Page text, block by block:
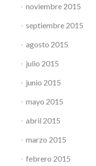
noviembre 2015
septiembre 2015
agosto 2015
julio 2015
junio 2015
mayo 2015
abril 2015
marzo 2015
febrero 2015